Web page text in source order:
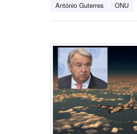
António Guterres ONU